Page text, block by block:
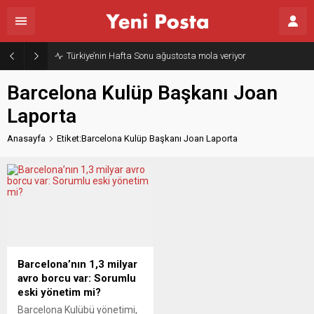
Türkiye’nin Hafta Sonu ağustosta mola veriyor
Barcelona Kulüp Başkanı Joan
Laporta
Anasayfa Etiket:Barcelona Kulüp Başkanı Joan Laporta
Barcelona’nın 1,3 milyar
avro borcu var: Sorumlu
eski yönetim mi?
Barcelona Kulübü yönetimi,